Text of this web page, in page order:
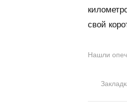
свой
Нашли